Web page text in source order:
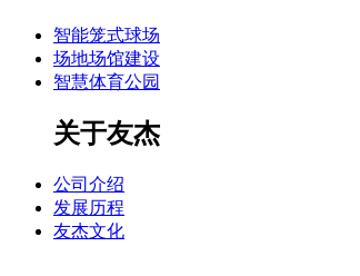
智能笼式球场
场地场馆建设
智慧体育公园
关于友杰
公司介绍
发展历程
友杰文化